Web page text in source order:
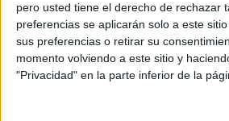
pero usted tiene el derecho de rechazar
preferencias se aplicarán solo a este
sus preferencias o retirar su
momento volviendo a este sitio y
"Privacidad" en la parte inferior de la
SEGUIR LEYENDO